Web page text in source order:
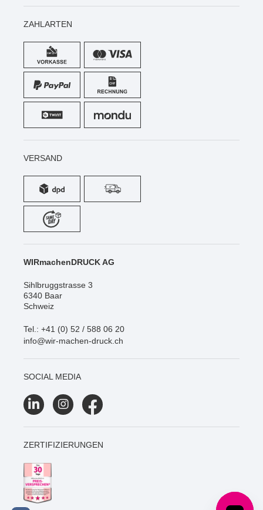
ZAHLARTEN
VERSAND
WIRmachenDRUCK AG
Sihlbruggstrasse 3
6340 Baar
Schweiz
Tel.: +41 (0) 52 / 588 06 20
info@wir-machen-druck.ch
SOCIAL MEDIA
ZERTIFIZIERUNGEN